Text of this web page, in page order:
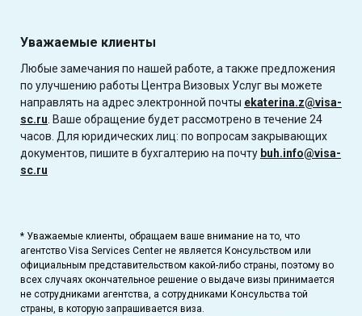
Уважаемые клиенты
Любые замечания по нашей работе, а также предложения
по улучшению работы Центра Визовых Услуг вы можете
направлять на адрес электронной почты ekaterina.z@visa-
sc.ru . Ваше обращение будет рассмотрено в течение 24
часов. Для юридических лиц: по вопросам закрывающих
документов, пишите в бухгалтерию на почту buh.info@visa-
sc.ru
* Уважаемые клиенты, обращаем ваше внимание на то, что
агентство Visa Services Center не является Консульством или
официальным представительством какой-либо страны, поэтому во
всех случаях окончательное решение о выдаче визы принимается
не сотрудниками агентства, а сотрудниками Консульства той
страны, в которую запрашивается виза.